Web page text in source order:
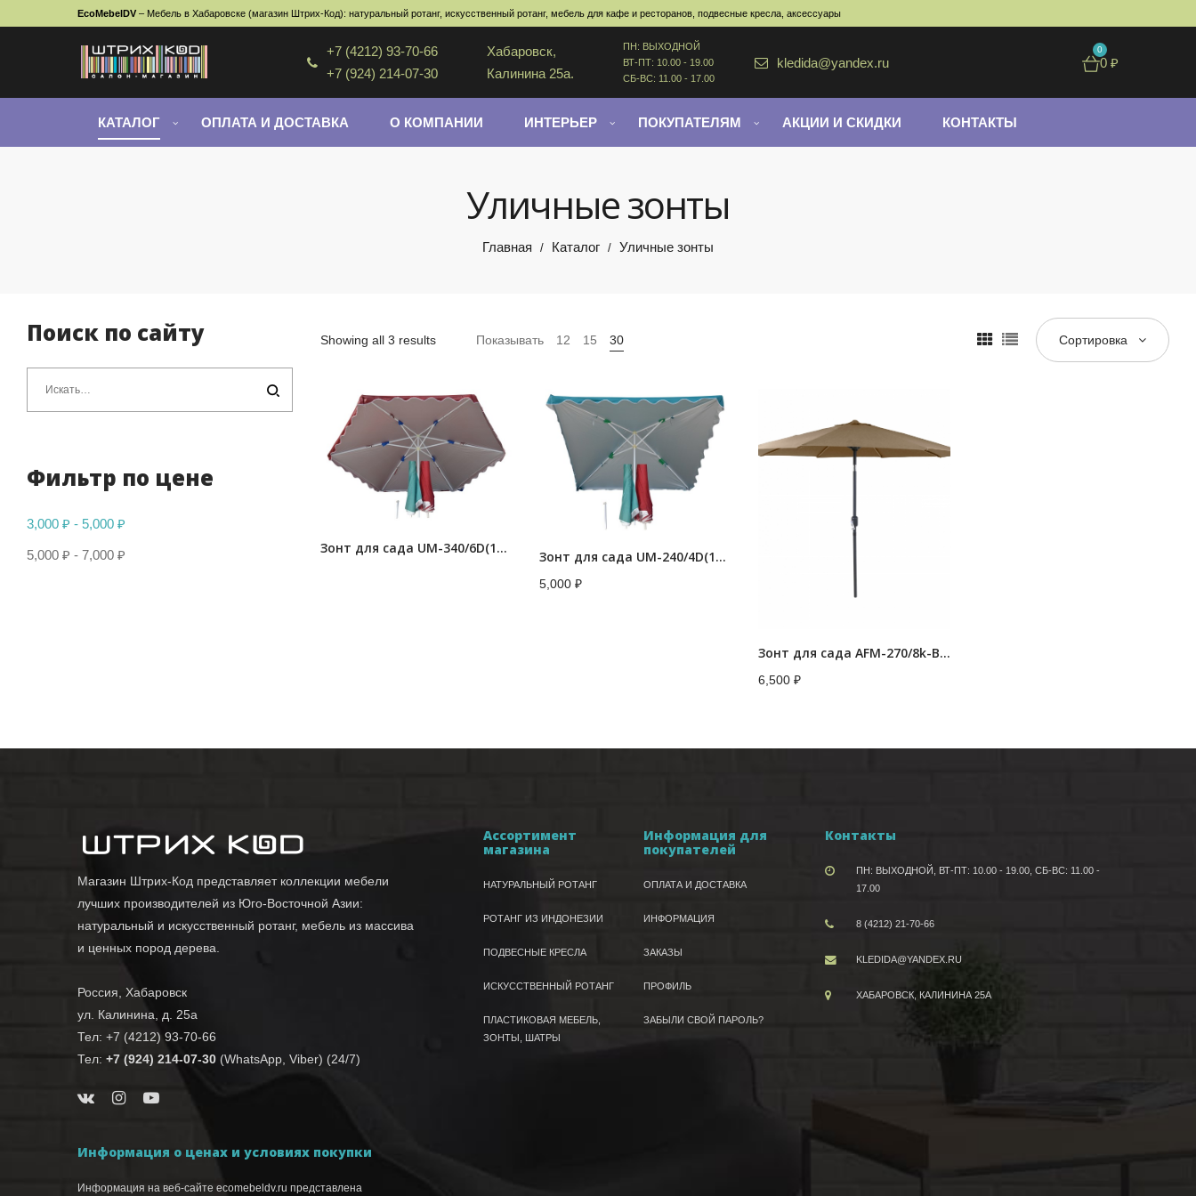
EcoMebelDV – Мебель в Хабаровске (магазин Штрих-Код): натуральный ротанг, искусственный ротанг, мебель для кафе и ресторанов, подвесные кресла, аксессуары
+7 (4212) 93-70-66
+7 (924) 214-07-30
Хабаровск,
Калинина 25а.
ПН: ВЫХОДНОЙ
ВТ-ПТ: 10.00 - 19.00
СБ-ВС: 11.00 - 17.00
kledida@yandex.ru
0
0 ₽
КАТАЛОГ ОПЛАТА И ДОСТАВКА О КОМПАНИИ ИНТЕРЬЕР ПОКУПАТЕЛЯМ АКЦИИ И СКИДКИ КОНТАКТЫ
Уличные зонты
Главная / Каталог / Уличные зонты
Showing all 3 results Показывать 12 15 30 Сортировка
Зонт для сада UM-340/6D(11) D340 Зонт для сада UM-240/4D(10) 240х240
5,000 ₽
Зонт для сада AFM-270/8k-Beige
6,500 ₽
Поиск по сайту
Фильтр по цене
3,000 ₽ - 5,000 ₽
5,000 ₽ - 7,000 ₽
Магазин Штрих-Код представляет коллекции мебели
лучших производителей из Юго-Восточной Азии:
натуральный и искусственный ротанг, мебель из массива
и ценных пород дерева.
Россия, Хабаровск
ул. Калинина, д. 25а
Тел: +7 (4212) 93-70-66
Тел: +7 (924) 214-07-30 (WhatsApp, Viber) (24/7)
Информация о ценах и условиях покупки
Информация на веб-сайте ecomebeldv.ru представлена
Ассортимент
магазина
НАТУРАЛЬНЫЙ РОТАНГ
РОТАНГ ИЗ ИНДОНЕЗИИ
ПОДВЕСНЫЕ КРЕСЛА
ИСКУССТВЕННЫЙ РОТАНГ
ПЛАСТИКОВАЯ МЕБЕЛЬ,
ЗОНТЫ, ШАТРЫ
Информация для
покупателей
ОПЛАТА И ДОСТАВКА
ИНФОРМАЦИЯ
ЗАКАЗЫ
ПРОФИЛЬ
ЗАБЫЛИ СВОЙ ПАРОЛЬ?
Контакты
ПН: ВЫХОДНОЙ, ВТ-ПТ: 10.00 - 19.00, СБ-ВС: 11.00 -
17.00
8 (4212) 21-70-66
KLEDIDA@YANDEX.RU
ХАБАРОВСК, КАЛИНИНА 25А